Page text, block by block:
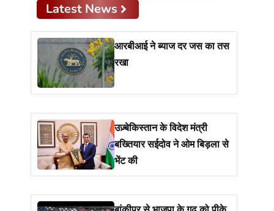
Latest News
आरबीआई ने ब्याज दर जस का तस
रखा
उज़्बेकिस्तान के विदेश मंत्री
बख्तियार सईदोव ने ओम बिड़ला से
भेंट की